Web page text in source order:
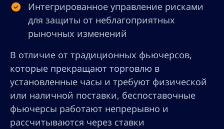
Интегрированное управление рисками
для защиты от неблагоприятных
рыночных изменений
В отличие от традиционных фьючерсов,
которые прекращают торговлю в
установленные часы и требуют физической
или наличной поставки, беспоставочные
фьючерсы работают непрерывно и
рассчитываются через ставки